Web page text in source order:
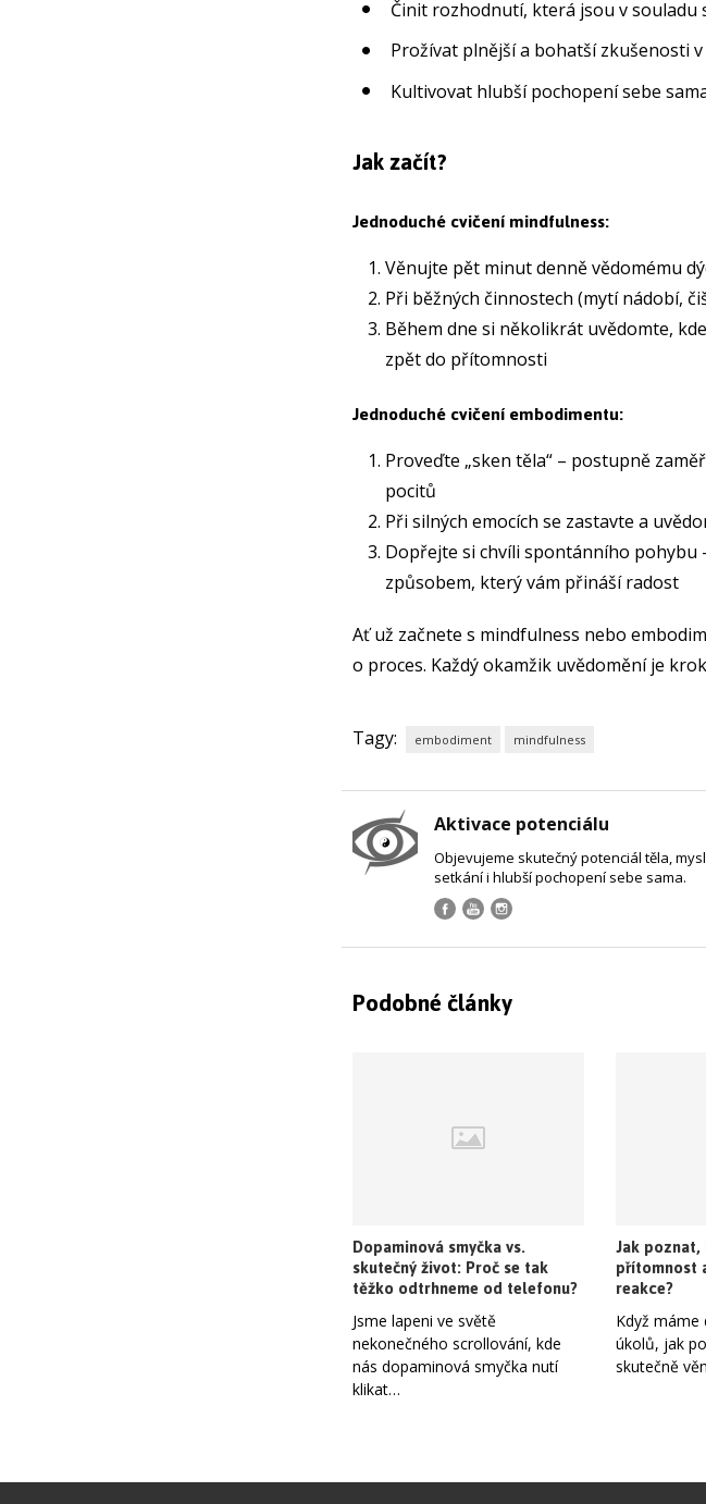
Činit rozhodnutí, která jsou v
Prožívat plnější a bohatší zkušenosti
Kultivovat hlubší pochopení sebe
Jak začít?
Jednoduché cvičení mindfulness:
Věnujte pět minut denně vědomému
Při běžných činnostech (mytí nádobí,
Během dne si několikrát uvědomte,
zpět do přítomnosti
Jednoduché cvičení embodimentu:
Proveďte „sken těla“ – postupně
pocitů
Při silných emocích se zastavte a
Dopřejte si chvíli spontánního
způsobem, který vám přináší radost
Ať už začnete s mindfulness nebo
o proces. Každý okamžik uvědomění je
Tagy: embodiment mindfulness
Aktivace potenciálu
Objevujeme skutečný potenciál těla,
setkání i hlubší pochopení sebe sama.
Podobné články
Dopaminová smyčka vs.
skutečný život: Proč se tak
těžko odtrhneme od telefonu?
Jsme lapeni ve světě
nekonečného scrollování, kde
nás dopaminová smyčka nutí
klikat…
Jak
přítomnost
reakce?
Když máme
úkolů, jak
skutečně